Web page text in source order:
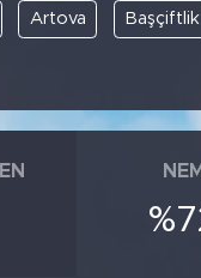
Artova Başçiftlik
NEM